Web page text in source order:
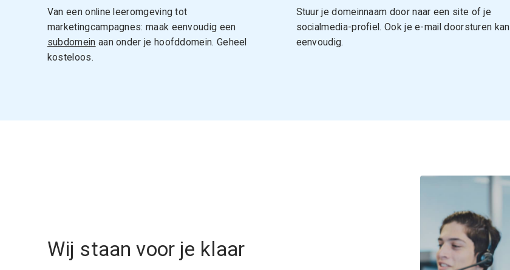
Van een online leeromgeving tot
marketingcampagnes: maak eenvoudig een
subdomein aan onder je hoofddomein. Geheel
kosteloos.
Stuur je domeinnaam door naar een site of je
socialmedia-profiel. Ook je e-mail doorsturen kan
eenvoudig.
Wij staan voor je klaar